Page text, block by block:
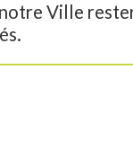
notre Ville